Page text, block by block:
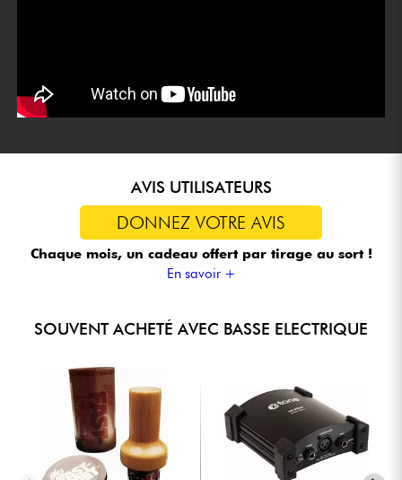
AVIS UTILISATEURS
DONNEZ VOTRE AVIS
Chaque mois, un cadeau offert par tirage au sort !
En savoir +
SOUVENT ACHETÉ AVEC BASSE ELECTRIQUE